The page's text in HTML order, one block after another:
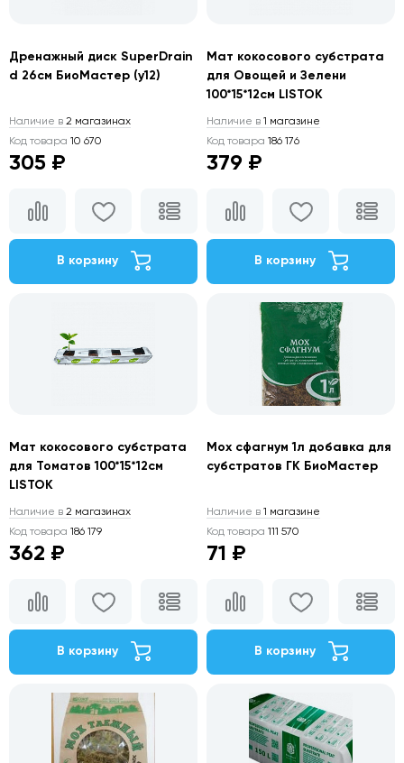
Дренажный диск SuperDrain
d 26см БиоМастер (у12)
Наличие в 2 магазинах
Код товара 10 670
305 ₽
В корзину
Мат кокосового субстрата
для Овощей и Зелени
100*15*12см LISTOK
Наличие в 1 магазине
Код товара 186 176
379 ₽
В корзину
Мат кокосового субстрата
для Томатов 100*15*12см
LISTOK
Наличие в 2 магазинах
Код товара 186 179
362 ₽
В корзину
Мох сфагнум 1л добавка для
субстратов ГК БиоМастер
Наличие в 1 магазине
Код товара 111 570
71 ₽
В корзину